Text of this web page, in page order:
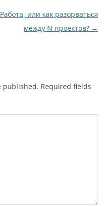
Работа, или как разорваться
между N проектов? →
published. Required fields